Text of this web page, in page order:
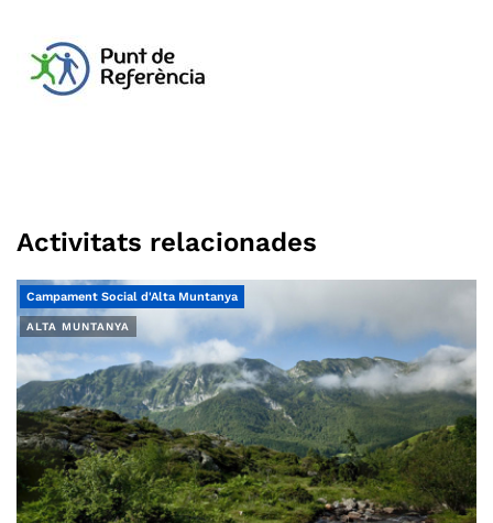
Activitats relacionades
ALTA MUNTANYA
Campament Social d'Alta Muntanya